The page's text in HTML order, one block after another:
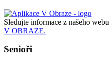
Sledujte informace z našeho
V OBRAZE.
Senioři